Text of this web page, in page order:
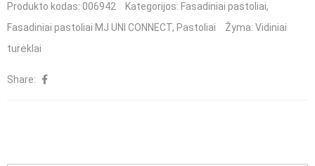
vidinis
Produkto kodas: 006942 Kategorijos: Fasadiniai pastoliai,
Fasadiniai pastoliai MJ UNI CONNECT, Pastoliai Žyma: Vidiniai
turėklai
Share: